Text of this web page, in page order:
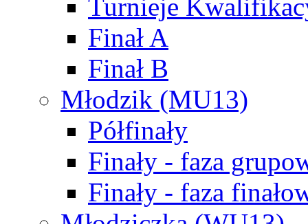
Turnieje
Finał A
Finał B
Młodzik (MU13)
Półfinały
Finały - faza
Finały - faza